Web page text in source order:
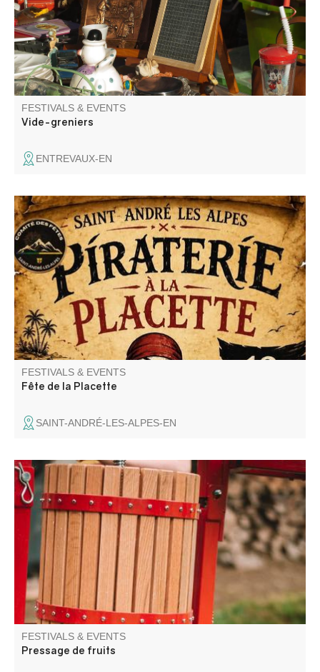
FESTIVALS & EVENTS
Vide-greniers
ENTREVAUX-EN
"Piraterie à la Placette" animé par DJ Mathis.
FESTIVALS & EVENTS
Fête de la Placette
SAINT-ANDRÉ-LES-ALPES-EN
Une journée pour broyer, presser, pasteuriser, échanger,
et partager sans modération !
FESTIVALS & EVENTS
Pressage de fruits